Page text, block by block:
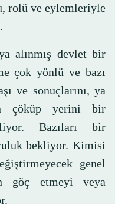
rolü ve eylemleriyle
alınmış devlet bir
çok yönlü ve bazı
ve sonuçlarını, ya
çöküp yerini bir
Bazıları bir
bekliyor. Kimisi
genel
göç etmeyi veya